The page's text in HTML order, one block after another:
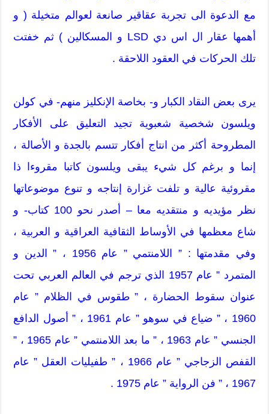
مع الدعوة الى تجربة عقاقير صانعة لعوالم متخيلة ( و
أهمها عقار ال اس دي LSD و المسكالين ) ثم خفتت
تلك الحركات في العقود اللاحقة .
يرى بعض النقاد الكبار و- بخاصة الإنكليز منهم- في كولن
ويلسون شخصية شعبوية تجيد التعليق على الأفكار
المطروحة أكثر من انتاج أفكار تتسم بالجدة و الأصالة ،
إنما و برغم كل شيء يبقى ويلسون كاتبا مقروءا ذا
مقروئية عالية و تلفت غزارة إنتاجه و تنوع موضوعاتها
نظر مؤيديه و منتقديه معا – أصدر نحو 100 كتاب- و
شاع معظمها في الأوساط الثقافية العراقية و العربية ،
وفي مقدمتها : ” اللامنتمي ” عام 1956 ، ” الدين و
المتمرد ” عام 1957 الذي ترجم في العالم العربي تحت
عنوان سقوط الحضارة ، ” طقوس في الظلام ” عام
1960 ، ” ضياع في سوهو ” عام 1961 ، ” أصول الدافع
الجنسي ” عام 1963 ، ” ما بعد اللامنتمي ” عام 1965 ، ”
القفص الزجاجي ” عام 1966 ، ” طفيليات العقل ” عام
1967 ، ” فن الرواية ” عام 1975 .